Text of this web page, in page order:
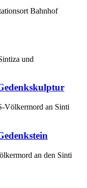
Bahnhof
und
Völkermord an Sinti
an den Sinti